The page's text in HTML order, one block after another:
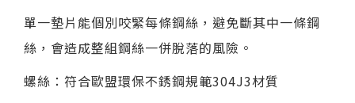
單一墊片能個別咬緊每條鋼絲，避免斷其中一條鋼
絲，會造成整組鋼絲一併脫落的風險。
螺絲：符合歐盟環保不銹鋼規範304J3材質